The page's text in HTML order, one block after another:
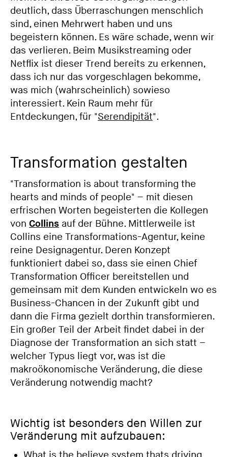
deutlich, dass Überraschungen menschlich
sind, einen Mehrwert haben und uns
begeistern können. Es wäre schade, wenn wir
das verlieren. Beim Musikstreaming oder
Netflix ist dieser Trend bereits zu erkennen,
dass ich nur das vorgeschlagen bekomme,
was mich (wahrscheinlich) sowieso
interessiert. Kein Raum mehr für
Entdeckungen, für "Serendipität".
Transformation gestalten
"Transformation is about transforming the
hearts and minds of people" – mit diesen
erfrischen Worten begeisterten die Kollegen
von Collinsauf der Bühne. Mittlerweile ist
Collins eine Transformations-Agentur, keine
reine Designagentur. Deren Konzept
funktioniert dabei so, dass sie einen Chief
Transformation Officer bereitstellen und
gemeinsam mit dem Kunden entwickeln wo es
Business-Chancen in der Zukunft gibt und
dann die Firma gezielt dorthin transformieren.
Ein großer Teil der Arbeit findet dabei in der
Diagnose der Transformation an sich statt –
welcher Typus liegt vor, was ist die
makroökonomische Veränderung, die diese
Veränderung notwendig macht?
Wichtig ist besonders den Willen zur
Veränderung mit aufzubauen: